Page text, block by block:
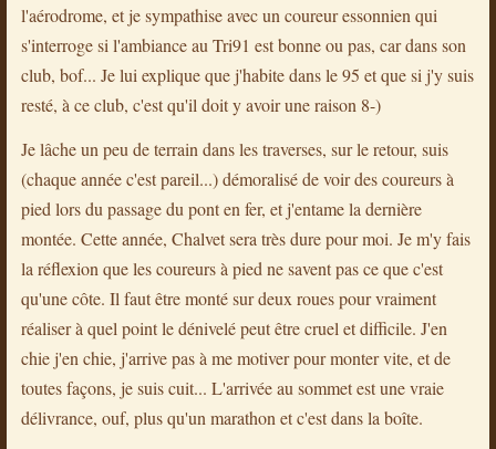
l'aérodrome, et je sympathise avec un coureur essonnien qui
s'interroge si l'ambiance au Tri91 est bonne ou pas, car dans son
club, bof... Je lui explique que j'habite dans le 95 et que si j'y suis
resté, à ce club, c'est qu'il doit y avoir une raison 8-)
Je lâche un peu de terrain dans les traverses, sur le retour, suis
(chaque année c'est pareil...) démoralisé de voir des coureurs à
pied lors du passage du pont en fer, et j'entame la dernière
montée. Cette année, Chalvet sera très dure pour moi. Je m'y fais
la réflexion que les coureurs à pied ne savent pas ce que c'est
qu'une côte. Il faut être monté sur deux roues pour vraiment
réaliser à quel point le dénivelé peut être cruel et difficile. J'en
chie j'en chie, j'arrive pas à me motiver pour monter vite, et de
toutes façons, je suis cuit... L'arrivée au sommet est une vraie
délivrance, ouf, plus qu'un marathon et c'est dans la boîte.